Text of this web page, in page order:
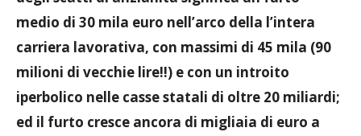
medio di 30 mila euro nell’arco della l’intera
carriera lavorativa, con massimi di 45 mila (90
milioni di vecchie lire!!) e con un introito
iperbolico nelle casse statali di oltre 20 miliardi;
ed il furto cresce ancora di migliaia di euro a